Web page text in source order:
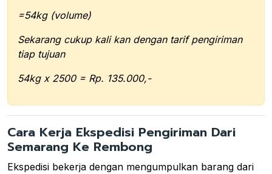
=54kg (volume)
Sekarang cukup kali kan dengan tarif pengiriman
tiap tujuan
54kg x 2500 = Rp. 135.000,-
Cara Kerja Ekspedisi Pengiriman Dari
Semarang Ke Rembong
Ekspedisi bekerja dengan mengumpulkan barang dari